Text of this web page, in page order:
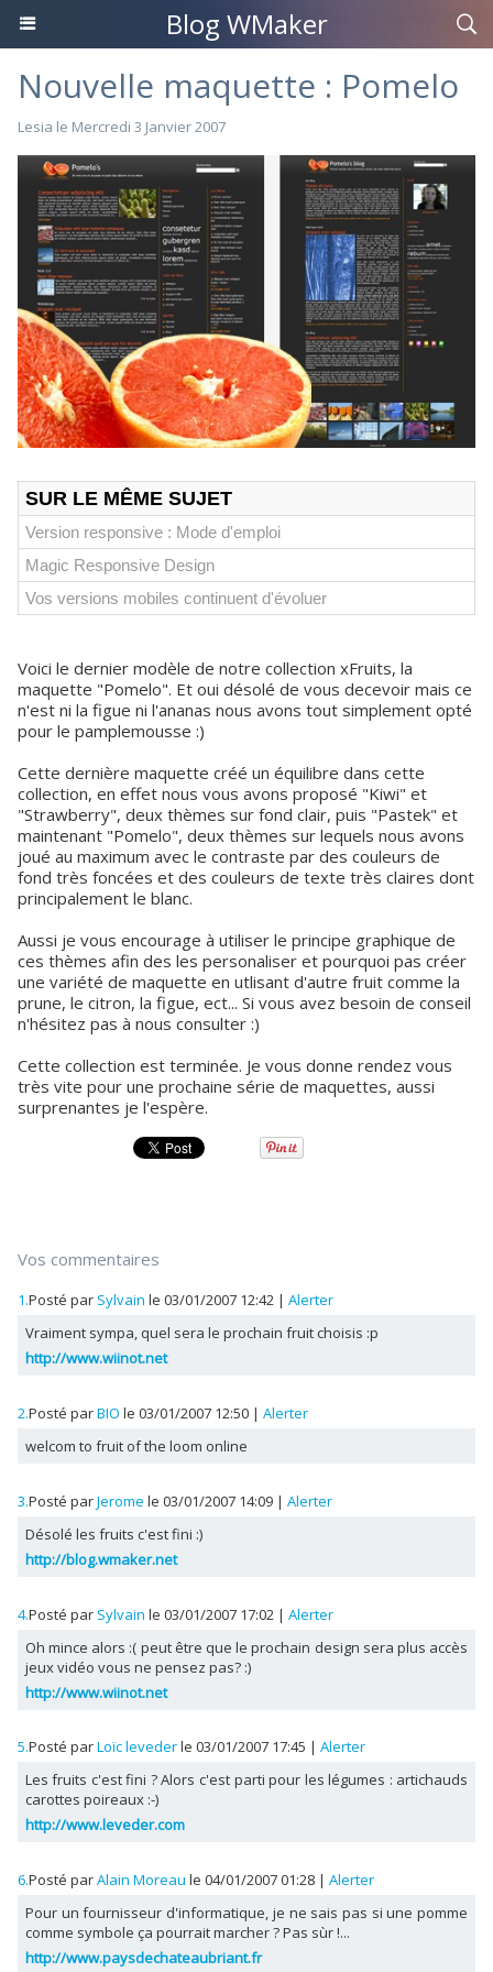
Blog WMaker
Nouvelle maquette : Pomelo
Lesia le Mercredi 3 Janvier 2007
SUR LE MÊME SUJET
Version responsive : Mode d'emploi
Magic Responsive Design
Vos versions mobiles continuent d'évoluer
Voici le dernier modèle de notre collection xFruits, la
maquette "Pomelo". Et oui désolé de vous decevoir mais ce
n'est ni la figue ni l'ananas nous avons tout simplement opté
pour le pamplemousse :)
Cette dernière maquette créé un équilibre dans cette
collection, en effet nous vous avons proposé "Kiwi" et
"Strawberry", deux thèmes sur fond clair, puis "Pastek" et
maintenant "Pomelo", deux thèmes sur lequels nous avons
joué au maximum avec le contraste par des couleurs de
fond très foncées et des couleurs de texte très claires dont
principalement le blanc.
Aussi je vous encourage à utiliser le principe graphique de
ces thèmes afin des les personaliser et pourquoi pas créer
une variété de maquette en utlisant d'autre fruit comme la
prune, le citron, la figue, ect... Si vous avez besoin de conseil
n'hésitez pas à nous consulter :)
Cette collection est terminée. Je vous donne rendez vous
très vite pour une prochaine série de maquettes, aussi
surprenantes je l'espère.
Vos commentaires
1.Posté par Sylvain le 03/01/2007 12:42 | Alerter
Vraiment sympa, quel sera le prochain fruit choisis :p
http://www.wiinot.net
2.Posté parBIO le 03/01/2007 12:50 | Alerter
welcom to fruit of the loom online
3.Posté parJerome le 03/01/2007 14:09 | Alerter
Désolé les fruits c'est fini :)
http://blog.wmaker.net
4.Posté par Sylvain le 03/01/2007 17:02 | Alerter
Oh mince alors :( peut être que le prochain design sera plus accès
jeux vidéo vous ne pensez pas? :)
http://www.wiinot.net
5.Posté parLoïc levederle 03/01/2007 17:45 | Alerter
Les fruits c'est fini ? Alors c'est parti pour les légumes : artichauds
carottes poireaux :-)
http://www.leveder.com
6.Posté parAlain Moreau le 04/01/2007 01:28 | Alerter
Pour un fournisseur d'informatique, je ne sais pas si une pomme
comme symbole ça pourrait marcher ? Pas sùr !...
http://www.paysdechateaubriant.fr